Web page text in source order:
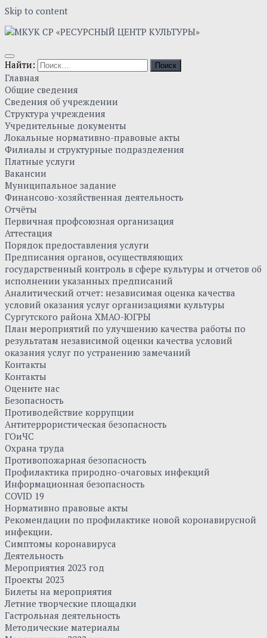
Skip to content
Найти:
Главная
Общие сведения
Сведения об учреждении
Структура учреждения
Учредительные документы
Локальные нормативно-правовые акты
Филиалы и структурные подразделения
Платные услуги
Вакансии
Муниципальное задание
Финансово-хозяйственная деятельность
Отчёты
Первичная профсоюзная организация
Аттестация
Порядок предоставления услуги
Предписания органов, осуществляющих
государственный контроль в сфере культуры и отчетов об
исполнении указанных предписаний
Аналитический отчет: независимая оценка качества
условий оказания услуг организациями культуры
Сургутского района ХМАО-ЮГРЫ
План мероприятий по улучшению качества работы по
результатам независимой оценки качества условий
оказания услуг по устранению замечаний
Контакты
Контакты
Оцените нас
Безопасность
Противодействие коррупции
Антитеррористическая безопасность
ГОиЧС
Охрана труда
Противопожарная безопасность
Профилактика природно-очаговых инфекций
Информационная безопасность
COVID 19
Нормативно правовые акты
Рекомендации по профилактике новой коронавирусной
инфекции.
Симптомы коронавируса
Деятельность
Мероприятия 2023 год
Проекты 2023
Билеты на мероприятия
Летние творческие площадки
Гастрольная деятельность
Методические материалы